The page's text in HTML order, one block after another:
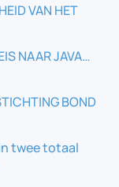
VAN HET
NAAR JAVA…
BOND
twee totaal